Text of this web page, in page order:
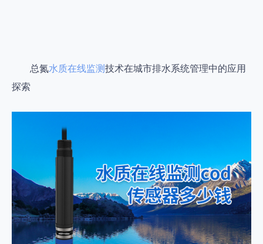
总氮水质在线监测技术在城市排水系统管理中的应用
探索